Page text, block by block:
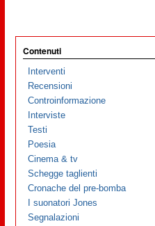
Contenuti
Interventi
Recensioni
Controinformazione
Interviste
Testi
Poesia
Cinema & tv
Schegge taglienti
Cronache del pre-bomba
I suonatori Jones
Segnalazioni